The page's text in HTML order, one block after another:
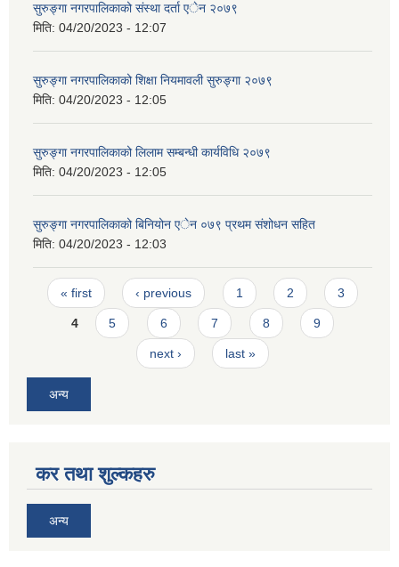
सुरुङ्गा नगरपालिकाको संस्था दर्ता एेन २०७९
मिति: 04/20/2023 - 12:07
सुरुङ्गा नगरपालिकाको शिक्षा नियमावली सुरुङ्गा २०७९
मिति: 04/20/2023 - 12:05
सुरुङ्गा नगरपालिकाको लिलाम सम्बन्धी कार्यविधि २०७९
मिति: 04/20/2023 - 12:05
सुरुङ्गा नगरपालिकाको बिनियोन एेन ०७९ प्रथम संशोधन सहित
मिति: 04/20/2023 - 12:03
Pages
« first ‹ previous 1 2 3
4 5 6 7 8 9
next › last »
अन्य
कर तथा शुल्कहरु
अन्य